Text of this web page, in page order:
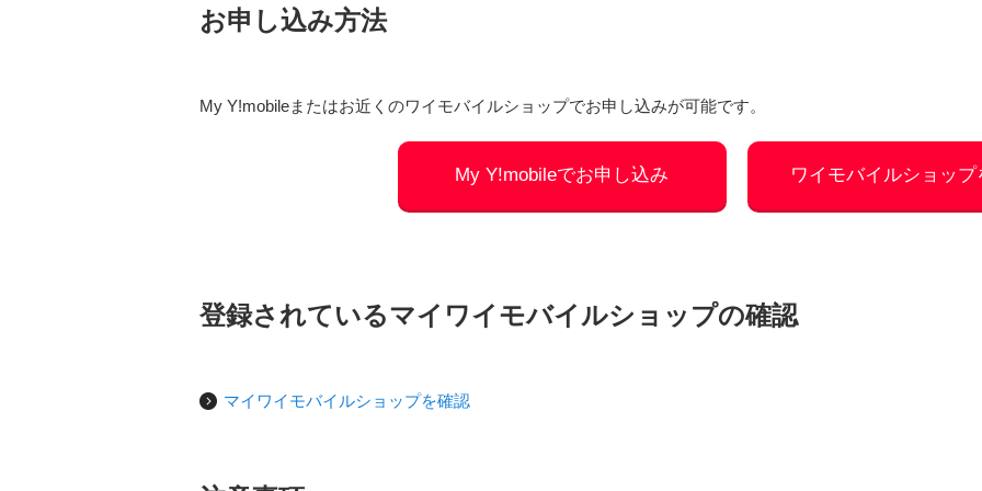
お申し込み方法
My Y!mobileまたはお近くのワイモバイルショップでお申し込みが可能です。
My Y!mobileでお申し込み ワイモバイルショップ
登録されているマイワイモバイルショップの確認
マイワイモバイルショップを確認